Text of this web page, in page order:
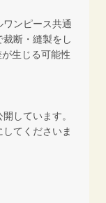
ンピース共通
断・縫製をし
生じる可能性
しています。
てくださいま